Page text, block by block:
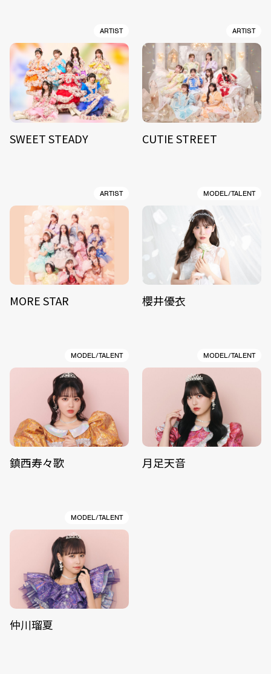
ARTIST
SWEET STEADY
ARTIST
CUTIE STREET
ARTIST
MORE STAR
MODEL/TALENT
櫻井優衣
MODEL/TALENT
鎮西寿々歌
MODEL/TALENT
月足天音
MODEL/TALENT
仲川瑠夏